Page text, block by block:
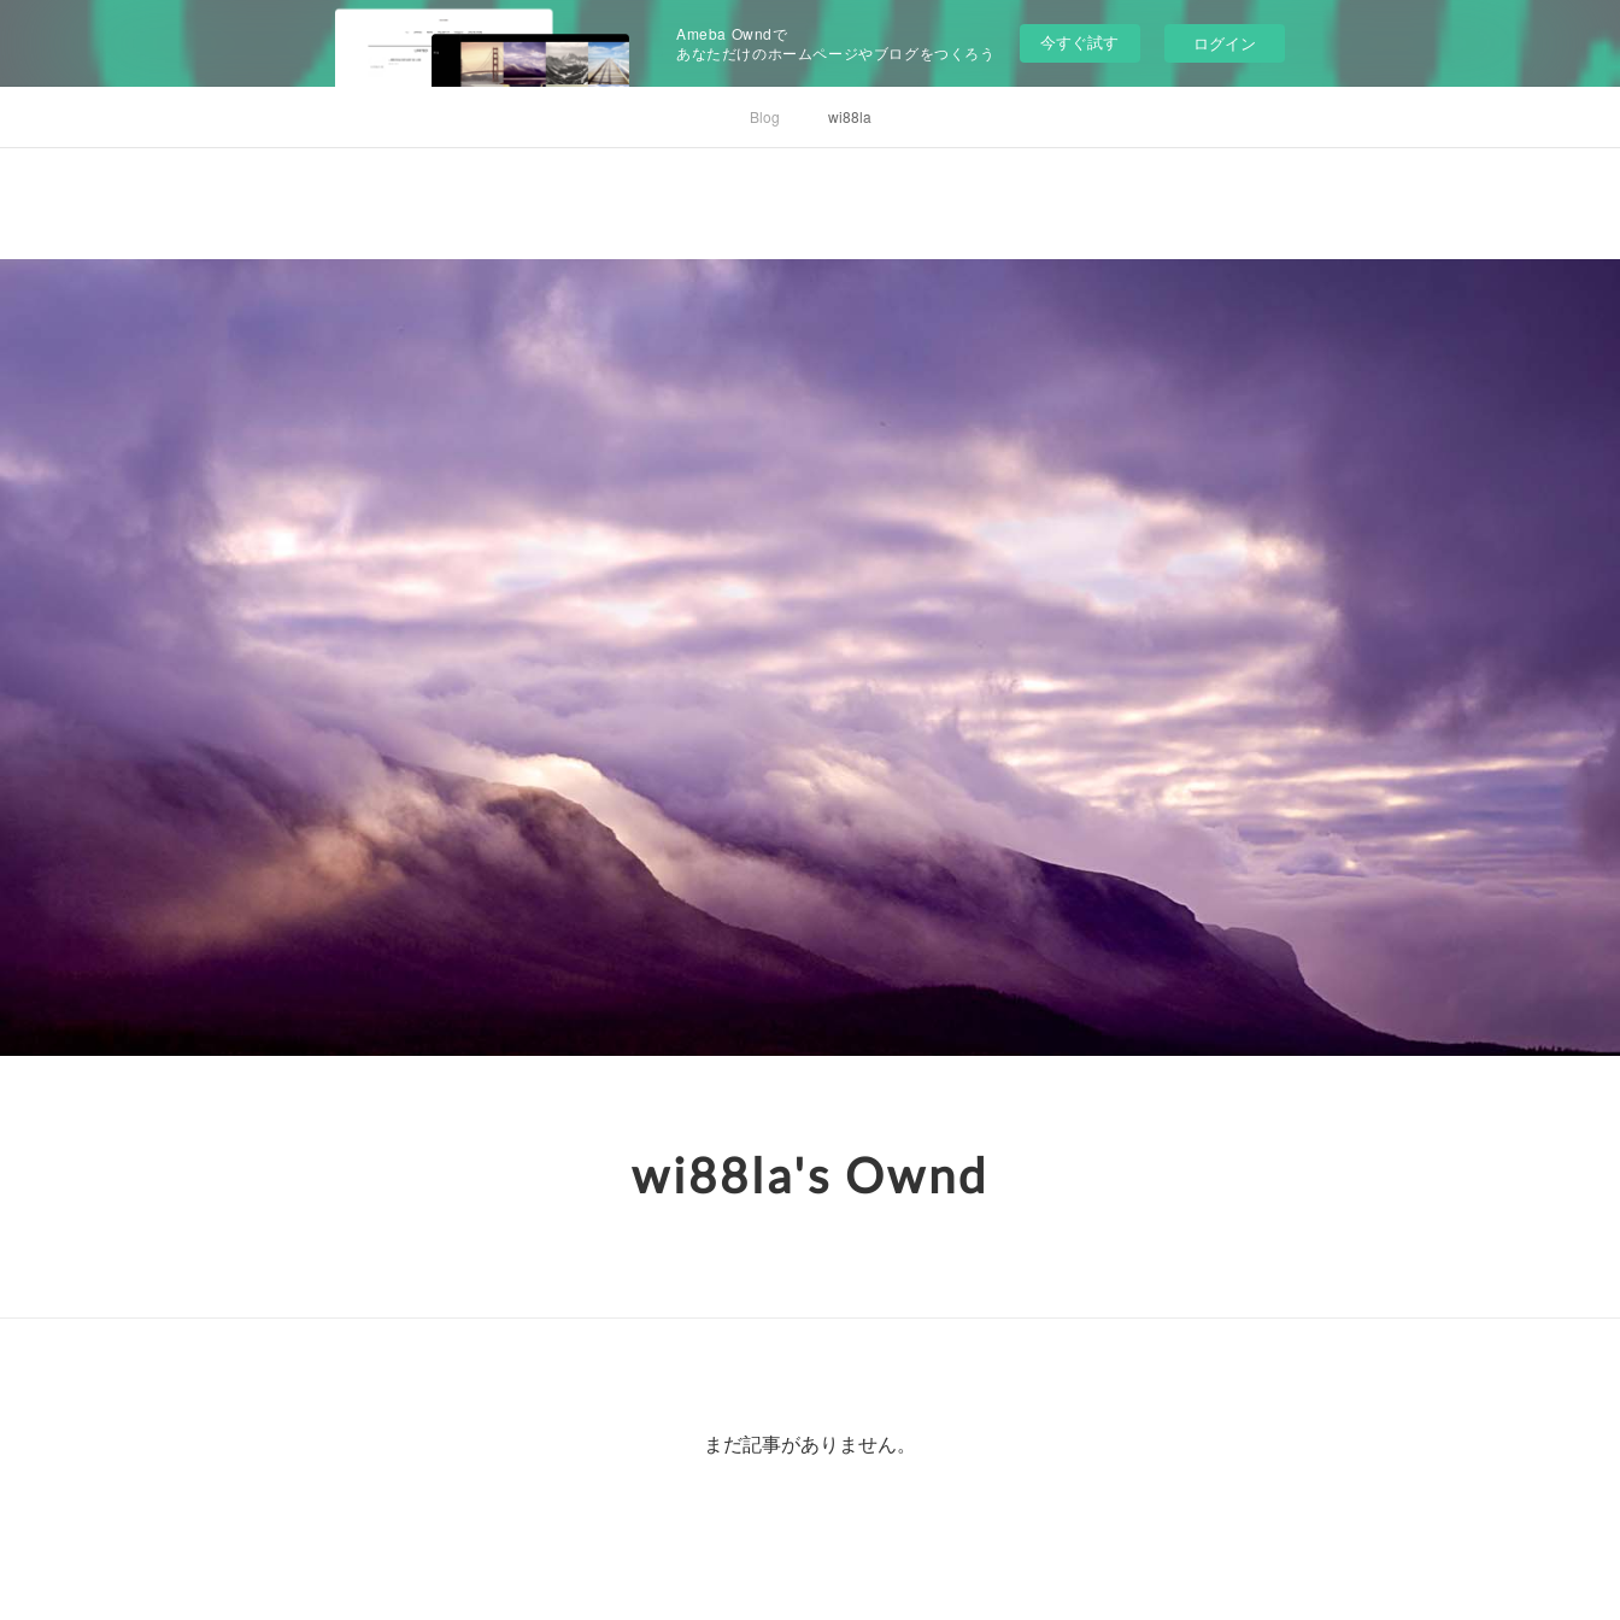
Ameba Owndで
あなただけのホームページやブログをつくろう
今すぐ試す ログイン
Blog wi88la
wi88la's Ownd
まだ記事がありません。